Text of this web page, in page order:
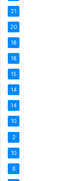
21
20
18
18
15
14
14
10
2
10
8